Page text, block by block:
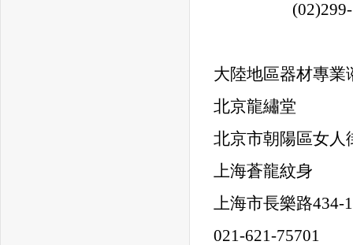
(02)299-
大陸地區器材專業
北京龍繡堂
北京市朝陽區女人
上海蒼龍紋身
上海市長樂路434-
021-621-75701